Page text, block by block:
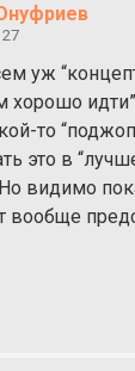
уж
хорошо
то
это в
видимо
вообще